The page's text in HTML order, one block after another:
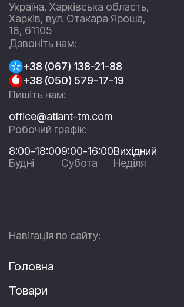
Україна, Харківська область,
Харків, вул. Отакара Яроша,
18, 61105
Дзвоніть нам:
+38 (067) 138-21-88
+38 (050) 579-17-19
Пишіть нам:
office@atlant-tm.com
Робочий графік:
8:00-18:00
Будні
9:00-16:00
Субота
Вихідний
Неділя
Навігація по сайту:
Головна
Товари